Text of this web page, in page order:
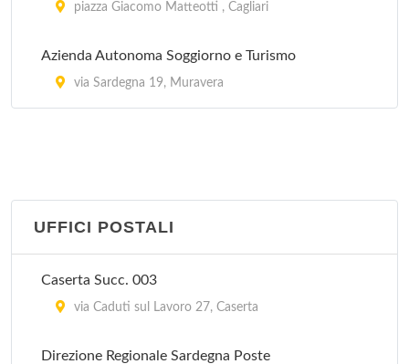
piazza Giacomo Matteotti , Cagliari
Azienda Autonoma Soggiorno e Turismo
via Sardegna 19, Muravera
UFFICI POSTALI
Caserta Succ. 003
via Caduti sul Lavoro 27, Caserta
Direzione Regionale Sardegna Poste